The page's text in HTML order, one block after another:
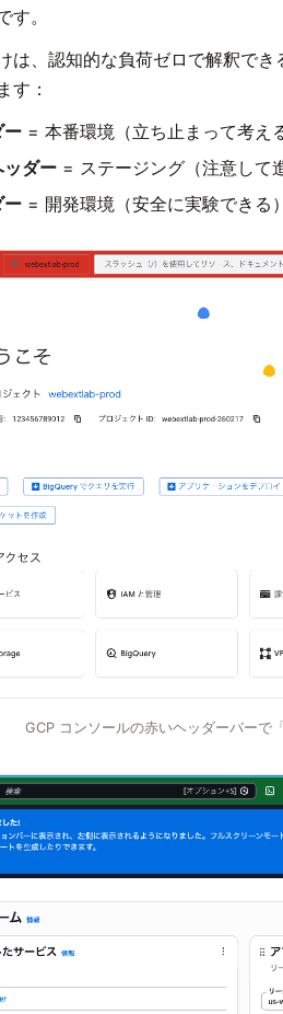
す。
は、認知的な負荷ゼロで解釈で
す：
ー = 本番環境（立ち止まって考える
ダー = ステージング（注意して
ー = 開発環境（安全に実験できる）
GCP コンソールの赤いヘッダーバーで